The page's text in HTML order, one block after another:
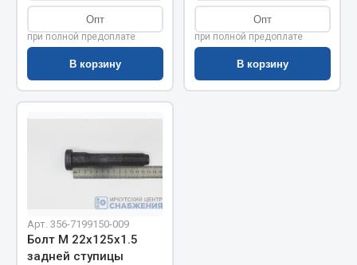
Выключатели кнопочные
Выключатель массы
Изолента
Показать ещё
Весь раздел
Запчасти на полуприцепы
Амортизаторы для полуприцепов
Весь раздел
Опт
при полной предоплате
В корзину
Опт
при полной предоплате
В корзину
Арт. 356-7199150-009
Болт М 22х125х1.5
задней ступицы